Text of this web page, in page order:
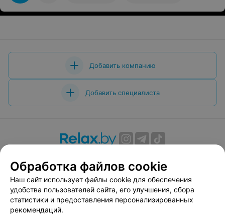
Добавить компанию
Добавить специалиста
Вакансии
Публичный договор
Способы оплаты
Публичный договор по использованию сервиса
«Афиша»
Пользовательское соглашение
Обработка файлов cookie
Наш сайт использует файлы cookie для обеспечения
удобства пользователей сайта, его улучшения, сбора
статистики и предоставления персонализированных
рекомендаций.